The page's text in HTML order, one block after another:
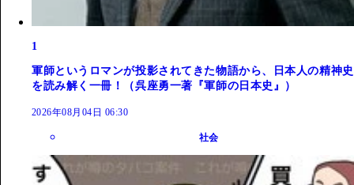
1
軍師というロマンが投影されてきた物語から、日本人の精神史
を読み解く一冊！（呉座勇一著『軍師の日本史』）
2026年08月04日 06:30
社会